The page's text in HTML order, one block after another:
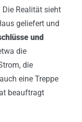
Realität sieht
geliefert und
und
die
die
eine Treppe
beauftragt